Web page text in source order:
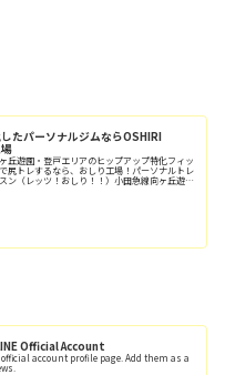
たパーソナルジムならOSHIRI
丘遊園・登戸エリアのヒップアップ特化フィッ
尻トレするなら、おしり工場！パーソナルトレ
ン（レッツ！おしり！！）小田急線向ヶ丘遊園
Official Account
account profile page. Add them as a